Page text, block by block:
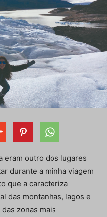
eram outro dos lugares
durante a minha viagem
que a caracteriza
das montanhas, lagos e
zonas mais